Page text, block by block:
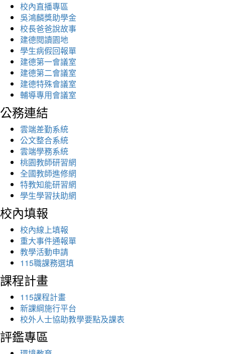
校內直播專區
吳鴻麟獎助學金
校長爸爸說故事
建德閱讀園地
學生病假回報單
建德第一會議室
建德第二會議室
建德特殊會議室
輔導專用會議室
公務連結
雲端差勤系統
公文整合系統
雲端學務系統
桃園教師研習網
全國教師進修網
特教知能研習網
學生學習扶助網
校內填報
校內線上填報
重大事件通報單
教學活動申請
115職課務選填
課程計畫
115課程計畫
新課綱施行平台
校外人士協助教學要點及課表
評鑑專區